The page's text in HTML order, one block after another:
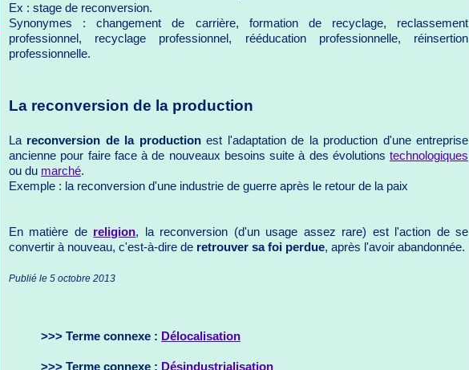
Ex : stage de reconversion.
Synonymes : changement de carrière, formation de recyclage, reclassement
professionnel, recyclage professionnel, rééducation professionnelle, réinsertion
professionnelle.
La reconversion de la production
La reconversion de la productionest l'adaptation de la production d'une entreprise
ancienne pour faire face à de nouveaux besoins suite à des évolutions technologiques
ou du marché.
Exemple : la reconversion d'une industrie de guerre après le retour de la paix
En matière de religion, la reconversion (d'un usage assez rare) est l'action de se
convertir à nouveau, c'est-à-dire de retrouver sa foi perdue, après l'avoir abandonnée.
Publié le 5 octobre 2013
>>> Terme connexe : Délocalisation
>>> Terme connexe : Désindustrialisation